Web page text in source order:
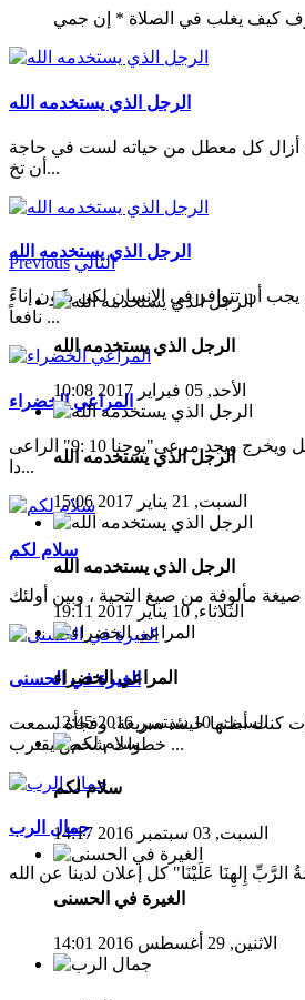
الرجل الذي يستخدمه الله
قد أزال كل معطل من حياته لست في حاجة
أن تخ...
الرجل الذي يستخدمه الله
أن تتوافر في الإنسان لكي يكون إناءً
نافعاً ...
المراعي الخضراء
المراعى الخضراء أنا هو الباب إن دخل بى أحد فيخلُص ويدخل ويخرج ويجد مرعى"يوحنا 10 :9" الراعى
دا...
سلام لكم
الغيرة في الحسنى
كنت أظنها حينئذ سريعة. وفجأة سمعت
خطوات شخص يقترب ...
جمال الرب
Previous التالي
الرجل الذي يستخدمه الله
الأحد, 05 فبراير 2017 10:08
الرجل الذي يستخدمه الله
السبت, 21 يناير 2017 15:06
الرجل الذي يستخدمه الله
الثلاثاء, 10 يناير 2017 19:11
المراعي الخضراء
السبت, 10 سبتمبر 2016 12:45
سلام لكم
السبت, 03 سبتمبر 2016 14:17
الغيرة في الحسنى
الاثنين, 29 أغسطس 2016 14:01